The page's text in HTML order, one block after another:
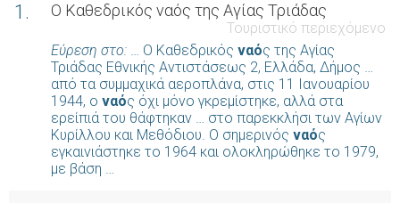
1. Ο Καθεδρικός ναός της Αγίας Τριάδας
Τουριστικό περιεχόμενο
Εύρεση στο: … Ο Καθεδρικός ναός της Αγίας
Τριάδας Εθνικής Αντιστάσεως 2, Ελλάδα, Δήμος …
από τα συμμαχικά αεροπλάνα, στις 11 Ιανουαρίου
1944, ο ναός όχι μόνο γκρεμίστηκε, αλλά στα
ερείπιά του θάφτηκαν … στο παρεκκλήσι των Αγίων
Κυρίλλου και Μεθόδιου. Ο σημερινός ναός
εγκαινιάστηκε το 1964 και ολοκληρώθηκε το 1979,
με βάση …